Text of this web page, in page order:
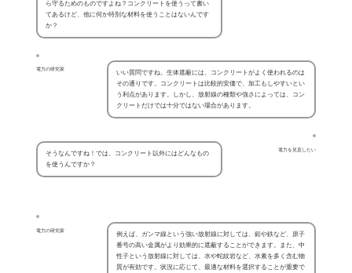
ら守るためのものですよね？コンクリートを使うって書い
てあるけど、他に何か特別な材料を使うことはないんです
か？
電力の研究家
いい質問ですね。生体遮蔽には、コンクリートがよく使われるのは
その通りです。コンクリートは比較的安価で、加工もしやすいとい
う利点があります。しかし、放射線の種類や強さによっては、コン
クリートだけでは十分ではない場合があります。
電力を見直したい
そうなんですね！では、コンクリート以外にはどんなもの
を使うんですか？
電力の研究家
例えば、ガンマ線という強い放射線に対しては、鉛や鉄など、原子
番号の高い金属がより効果的に遮蔽することができます。また、中
性子という放射線に対しては、水や蛇紋岩など、水素を多く含む物
質が有効です。状況に応じて、最適な材料を選択することが重要で